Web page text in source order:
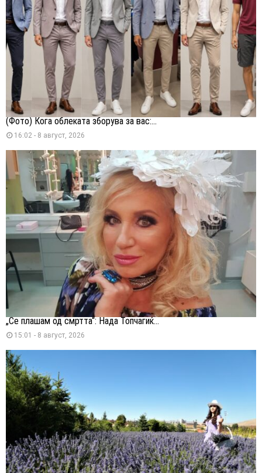
(Фото) Кога облеката зборува за вас:...
16:02 - 8 август, 2026
„Се плашам од смртта“: Нада Топчагиќ...
15:01 - 8 август, 2026